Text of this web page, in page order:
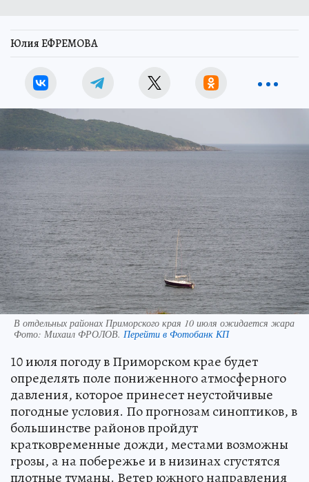
Юлия ЕФРЕМОВА
В отдельных районах Приморского края 10 июля ожидается жара
Фото: Михаил ФРОЛОВ. Перейти в Фотобанк КП
10 июля погоду в Приморском крае будет
определять поле пониженного атмосферного
давления, которое принесет неустойчивые
погодные условия. По прогнозам синоптиков, в
большинстве районов пройдут
кратковременные дожди, местами возможны
грозы, а на побережье и в низинах сгустятся
плотные туманы. Ветер южного направления